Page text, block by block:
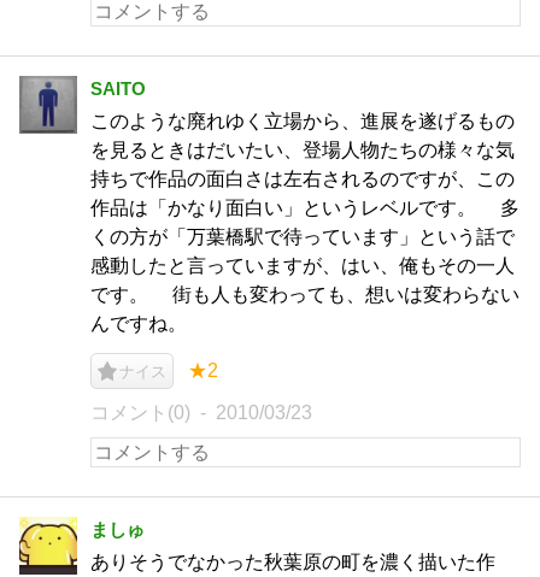
SAITO
このような廃れゆく立場から、進展を遂げるもの
を見るときはだいたい、登場人物たちの様々な気
持ちで作品の面白さは左右されるのですが、この
作品は「かなり面白い」というレベルです。 多
くの方が「万葉橋駅で待っています」という話で
感動したと言っていますが、はい、俺もその一人
です。 街も人も変わっても、想いは変わらない
んですね。
ナイス ★2
コメント(0) 2010/03/23
ましゅ
ありそうでなかった秋葉原の町を濃く描いた作